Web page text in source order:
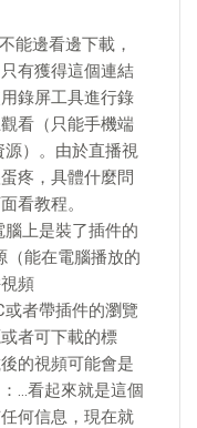
能邊看邊下載，
有獲得這個連結
錄屏工具進行錄
看（只能手機端
源）。由於直播視
疼，具體什麼問
看教程。
上是裝了插件的
（能在電腦播放的
頻
者帶插件的瀏覽
者可下載的標
的視頻可能會是
…看起來就是這個
何信息，現在就